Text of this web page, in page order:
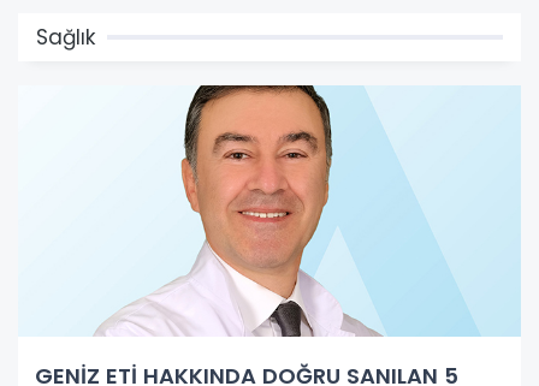
Sağlık
GENİZ ETİ HAKKINDA DOĞRU SANILAN 5